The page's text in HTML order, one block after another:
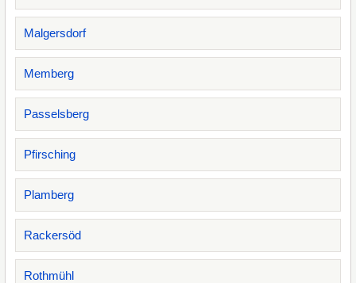
Malgersdorf
Memberg
Passelsberg
Pfirsching
Plamberg
Rackersöd
Rothmühl